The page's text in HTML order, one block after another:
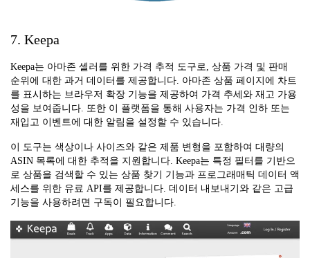
7. Keepa
Keepa는 아마존 셀러를 위한 가격 추적 도구로, 상품 가격 및 판매
순위에 대한 과거 데이터를 제공합니다. 아마존 상품 페이지에 차트
를 표시하는 브라우저 확장 기능을 제공하여 가격 추세와 재고 가용
성을 보여줍니다. 또한 이 플랫폼을 통해 사용자는 가격 인하 또는
재입고 이벤트에 대한 알림을 설정할 수 있습니다.
이 도구는 색상이나 사이즈와 같은 제품 변형을 포함하여 대량의
ASIN 목록에 대한 추적을 지원합니다. Keepa는 특정 필터를 기반으
로 상품을 검색할 수 있는 상품 찾기 기능과 프로그래매틱 데이터 액
세스를 위한 유료 API를 제공합니다. 데이터 내보내기와 같은 고급
기능을 사용하려면 구독이 필요합니다.